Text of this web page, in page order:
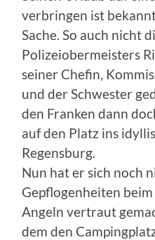
verbringen ist
Sache. So auch nicht
Polizeiobermeisters
seiner Chefin,
und der Schwester
den Franken dann
auf den Platz ins
Regensburg.
Nun hat er sich noch
Gepflogenheiten
Angeln vertraut
dem den